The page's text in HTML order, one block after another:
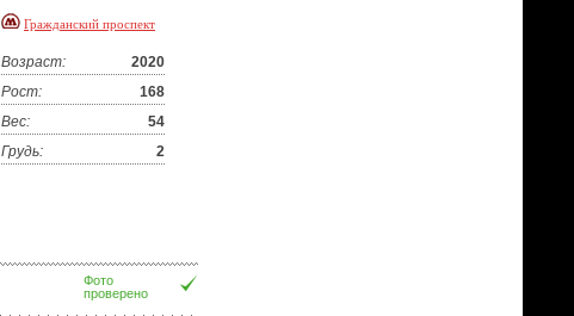
Гражданский проспект
Возраст:
2020
Рост:
168
Вес:
54
Грудь:
2
Фото
проверено